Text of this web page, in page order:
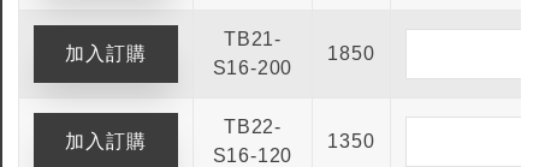
TB21-
S16-200
1850
TB22-
S16-120
1350